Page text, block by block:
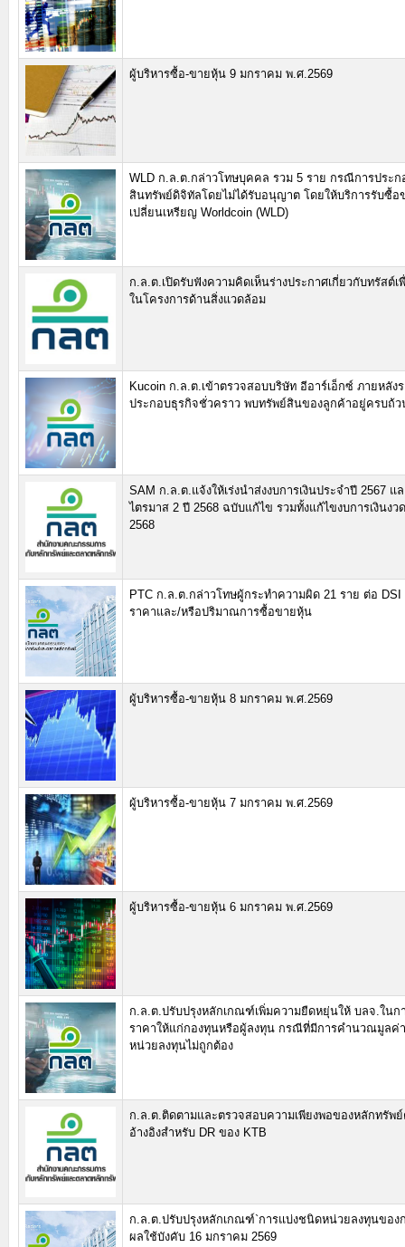
ผู้บริหารซื้อ-ขายหุ้น 9 มกราคม พ.ศ.2569
WLD ก.ล.ต.กล่าวโทษบุคคล รวม 5 ราย กรณีการประ
สินทรัพย์ดิจิทัลโดยไม่ได้รับอนุญาต โดยให้บริการรับซื้อ
เปลี่ยนเหรียญ Worldcoin (WLD)
ก.ล.ต.เปิดรับฟังความคิดเห็นร่างประกาศเกี่ยวกับทรัสต์เ
ในโครงการด้านสิ่งแวดล้อม
Kucoin ก.ล.ต.เข้าตรวจสอบบริษัท อีอาร์เอ็กซ์ ภายหลัง
ประกอบธุรกิจชั่วคราว พบทรัพย์สินของลูกค้าอยู่ครบถ้ว
SAM ก.ล.ต.แจ้งให้เร่งนำส่งงบการเงินประจำปี 2567 แ
ไตรมาส 2 ปี 2568 ฉบับแก้ไข รวมทั้งแก้ไขงบการเงินงว
2568
PTC ก.ล.ต.กล่าวโทษผู้กระทำความผิด 21 ราย ต่อ
ราคาและ/หรือปริมาณการซื้อขายหุ้น
ผู้บริหารซื้อ-ขายหุ้น 8 มกราคม พ.ศ.2569
ผู้บริหารซื้อ-ขายหุ้น 7 มกราคม พ.ศ.2569
ผู้บริหารซื้อ-ขายหุ้น 6 มกราคม พ.ศ.2569
ก.ล.ต.ปรับปรุงหลักเกณฑ์เพิ่มความยืดหยุ่นให้ บลจ.ในก
ราคาให้แก่กองทุนหรือผู้ลงทุน กรณีที่มีการคำนวณมูลค่
หน่วยลงทุนไม่ถูกต้อง
ก.ล.ต.ติดตามและตรวจสอบความเพียงพอของหลักทรัพย์
อ้างอิงสำหรับ DR ของ KTB
ก.ล.ต.ปรับปรุงหลักเกณฑ์`การแบ่งชนิดหน่วยลงทุนของ
ผลใช้บังคับ 16 มกราคม 2569